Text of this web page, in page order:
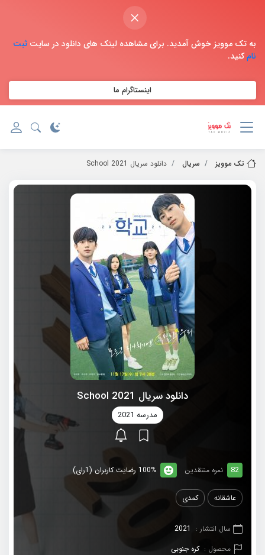
×
به تک موویز خوش آمدید. برای مشاهده لینک های دانلود در سایت ثبت
نامکنید.
اینستاگرام ما
تک موویز سریال دانلود سریال School 2021
دانلود سریال School 2021
مدرسه 2021
82 نمره منتقدین 100% رضایت کاربران (1رای)
عاشقانه کمدی
سال انتشار :
2021
محصول : کره جنوبی